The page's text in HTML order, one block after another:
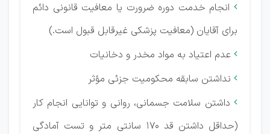
 انجام خدمت دوره ضرورت یا معافیت قانونی دائم
برای آقایان (معافیت پزشکی غیرقابل قبول است.)
 عدم اعتیاد به مواد مخدر و دخانیات
 نداشتن سابقه محکومیت جزئی مؤثر
 داشتن سلامت جسمانی، روانی و توانایی انجام کار
(حداقل داشتن قد 170 سانتی متر و تست آمادگی